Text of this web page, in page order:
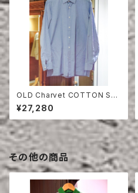
OLD Charvet COTTON SHI
RT
¥27,280
その他の商品